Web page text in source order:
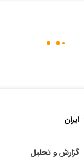
ایران
گزارش و تحلیل